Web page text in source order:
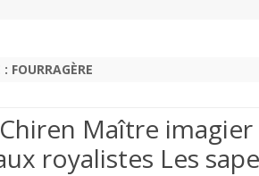
: FOURRAGÈRE
Maître
royalistes Les